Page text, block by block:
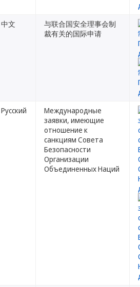
中文
与联合国安全理事会制
裁有关的国际申请
Русский
Международные
заявки, имеющие
отношение к
санкциям Совета
Безопасности
Организации
Объединенных Наций